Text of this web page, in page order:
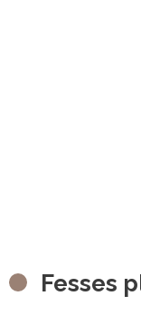
Fesses